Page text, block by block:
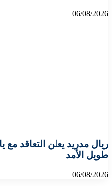
06/08/2026
ريال مدريد يعلن التعاقد مع
طويل الأمد
06/08/2026